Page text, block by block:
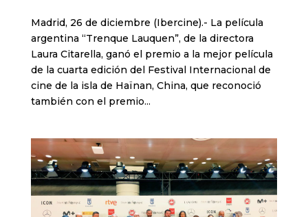
Madrid, 26 de diciembre (Ibercine).- La película
argentina “Trenque Lauquen”, de la directora
Laura Citarella, ganó el premio a la mejor película
de la cuarta edición del Festival Internacional de
cine de la isla de Haïnan, China, que reconoció
también con el premio...